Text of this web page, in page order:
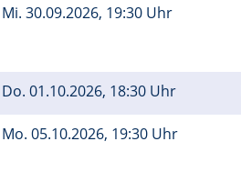
Mi. 30.09.2026, 19:30 Uhr
Do. 01.10.2026, 18:30 Uhr
Mo. 05.10.2026, 19:30 Uhr